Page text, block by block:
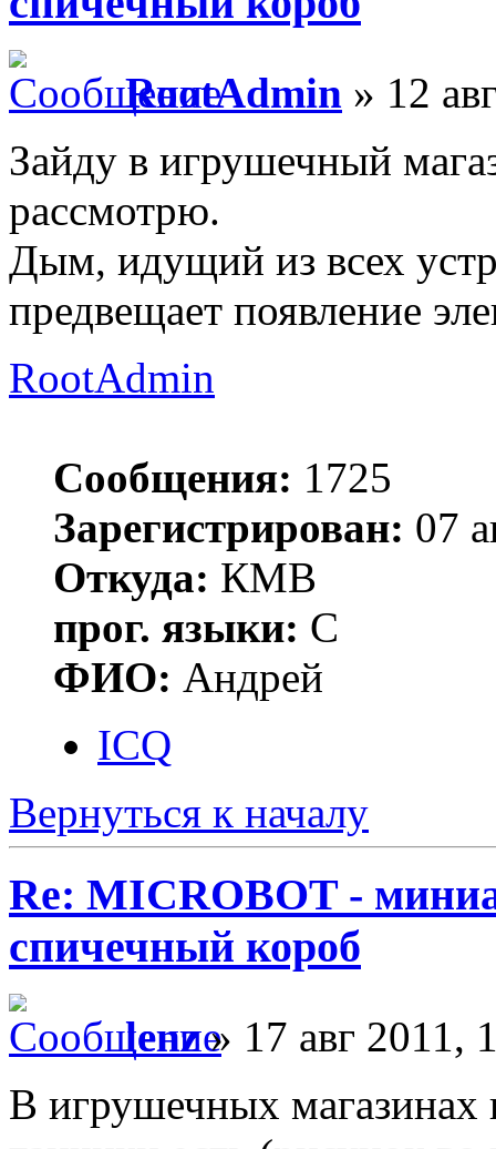
RootAdmin » 12
Зайду в игрушечный
рассмотрю.
Дым, идущий из всех
предвещает появление
RootAdmin
Сообщения: 1725
Зарегистрирован: 07
Откуда: КМВ
прог. языки: C
ФИО: Андрей
ICQ
Вернуться к началу
Re: MICROBOT -
спичечный короб
lenz» 17 авг 2011,
В игрушечных магазинах